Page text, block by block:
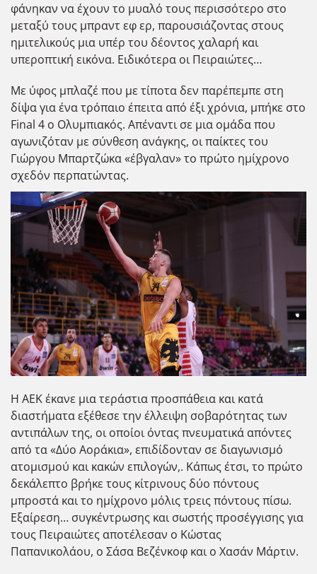
φάνηκαν να έχουν το μυαλό τους περισσότερο στο
μεταξύ τους μπραντ εφ ερ, παρουσιάζοντας στους
ημιτελικούς μια υπέρ του δέοντος χαλαρή και
υπεροπτική εικόνα. Ειδικότερα οι Πειραιώτες…
Με ύφος μπλαζέ που με τίποτα δεν παρέπεμπε στη
δίψα για ένα τρόπαιο έπειτα από έξι χρόνια, μπήκε στο
Final 4 o Ολυμπιακός. Απέναντι σε μια ομάδα που
αγωνιζόταν με σύνθεση ανάγκης, οι παίκτες του
Γιώργου Μπαρτζώκα «έβγαλαν» το πρώτο ημίχρονο
σχεδόν περπατώντας.
Η ΑΕΚ έκανε μια τεράστια προσπάθεια και κατά
διαστήματα εξέθεσε την έλλειψη σοβαρότητας των
αντιπάλων της, οι οποίοι όντας πνευματικά απόντες
από τα «Δύο Αοράκια», επιδίδονταν σε διαγωνισμό
ατομισμού και κακών επιλογών,. Κάπως έτσι, το πρώτο
δεκάλεπτο βρήκε τους κίτρινους δύο πόντους
μπροστά και το ημίχρονο μόλις τρεις πόντους πίσω.
Εξαίρεση… συγκέντρωσης και σωστής προσέγγισης για
τους Πειραιώτες αποτέλεσαν ο Κώστας
Παπανικολάου, ο Σάσα Βεζένκοφ και ο Χασάν Μάρτιν.